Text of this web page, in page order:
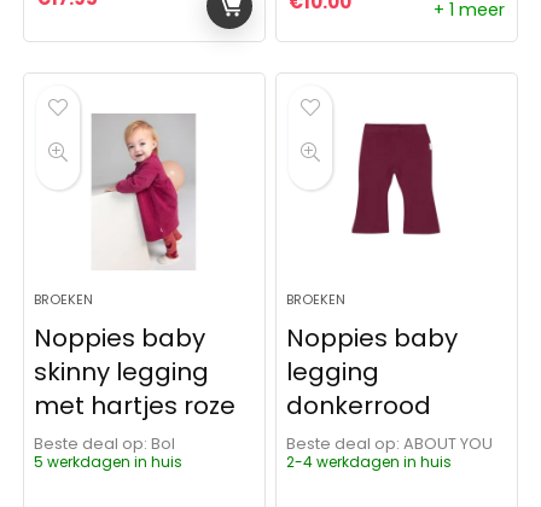
+ 1 meer
BROEKEN
Noppies baby
skinny legging
met hartjes roze
Beste deal op:
Bol
5 werkdagen in huis
BROEKEN
Noppies baby
legging
donkerrood
Beste deal op:
ABOUT YOU
2-4 werkdagen in huis